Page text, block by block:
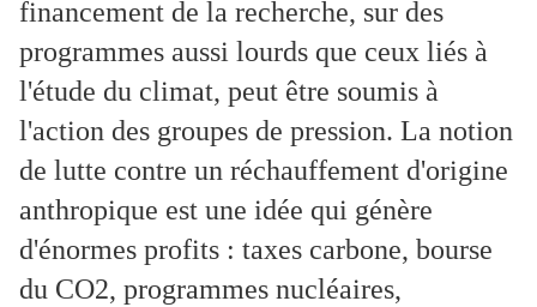
financement de la recherche, sur des
programmes aussi lourds que ceux liés à
l'étude du climat, peut être soumis à
l'action des groupes de pression. La notion
de lutte contre un réchauffement d'origine
anthropique est une idée qui génère
d'énormes profits : taxes carbone, bourse
du CO2, programmes nucléaires,